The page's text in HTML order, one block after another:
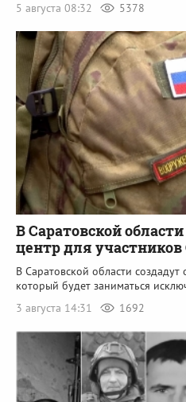
5 августа 08:32
5378
В Саратовской
центр для
В Саратовской области
который будет заниматься
3 августа 14:31
1692